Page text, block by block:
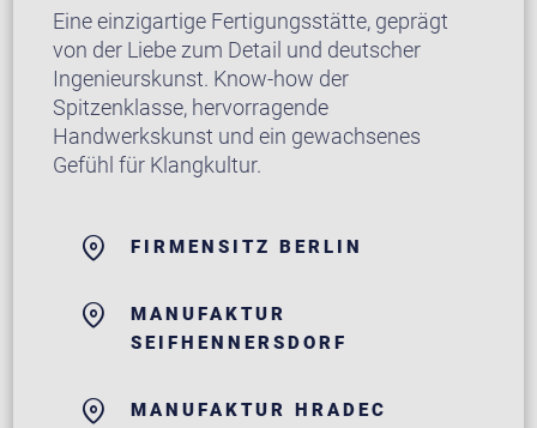
Eine einzigartige Fertigungsstätte, geprägt
von der Liebe zum Detail und deutscher
Ingenieurskunst. Know-how der
Spitzenklasse, hervorragende
Handwerkskunst und ein gewachsenes
Gefühl für Klangkultur.
FIRMENSITZ BERLIN
MANUFAKTUR
SEIFHENNERSDORF
MANUFAKTUR HRADEC